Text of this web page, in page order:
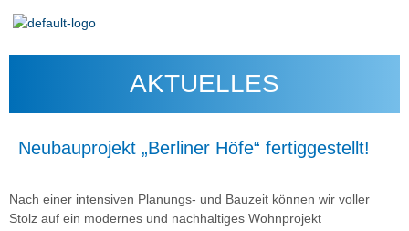
AKTUELLES
Neubauprojekt „Berliner Höfe“ fertiggestellt!
Nach einer intensiven Planungs- und Bauzeit können wir voller
Stolz auf ein modernes und nachhaltiges Wohnprojekt